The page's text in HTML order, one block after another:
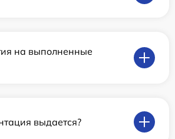
на выполненные
выдается?